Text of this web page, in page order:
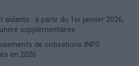
aidants : à partir du 1er janvier 2026,
supplémentaires
de cotisations INPS
en 2026